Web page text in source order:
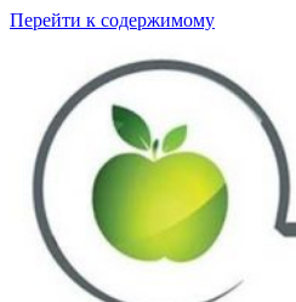
Перейти к содержимому